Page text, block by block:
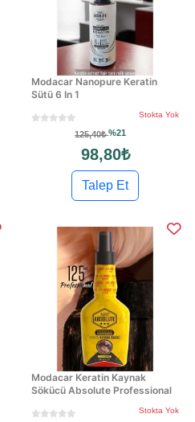
Modacar Nanopure Keratin
Sütü 6 In 1
Stokta Yok
125,40₺%21
98,80₺
Talep Et
Modacar Keratin Kaynak
Sökücü Absolute Professional
Stokta Yok